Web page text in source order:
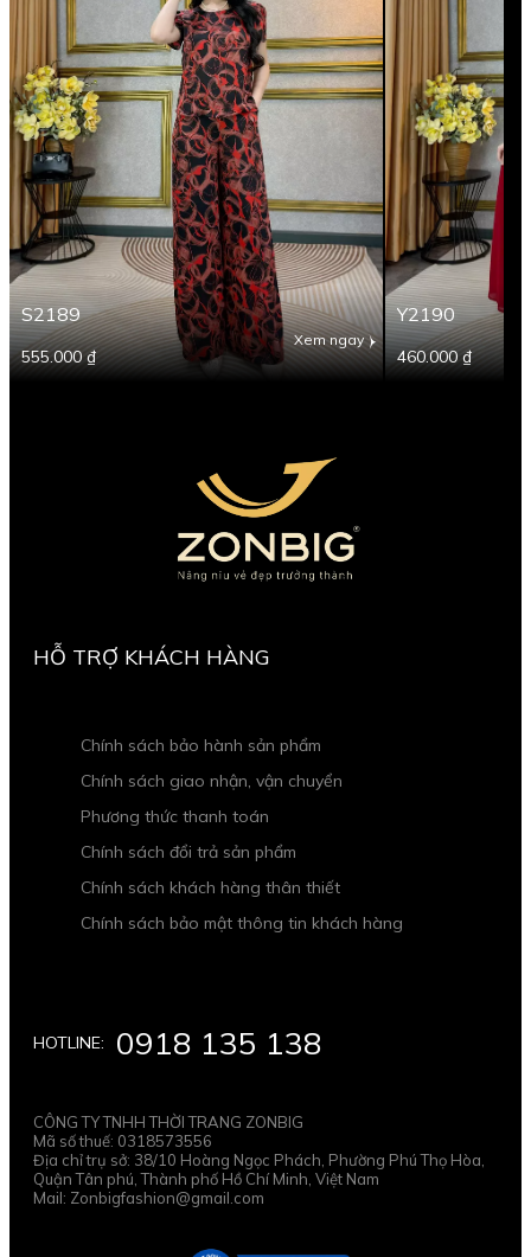
555.000 ₫
Xem ngay
S2189
460.000 ₫
Y2190
HOTLINE: 0918 135 138
CÔNG TY TNHH THỜI TRANG ZONBIG
Mã số thuế: 0318573556
Địa chỉ trụ sở: 38/10 Hoàng Ngọc Phách, Phường Phú Thọ Hòa,
Quận Tân phú, Thành phố Hồ Chí Minh, Việt Nam
Mail: Zonbigfashion@gmail.com
HỖ TRỢ KHÁCH HÀNG
Chính sách bảo hành sản phẩm
Chính sách giao nhận, vận chuyển
Phương thức thanh toán
Chính sách đổi trả sản phẩm
Chính sách khách hàng thân thiết
Chính sách bảo mật thông tin khách hàng